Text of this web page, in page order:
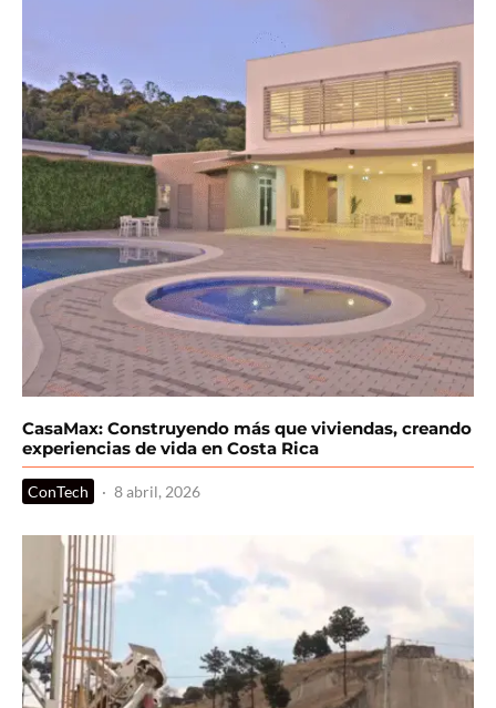
CasaMax: Construyendo más que viviendas, creando
experiencias de vida en Costa Rica
ConTech · 8 abril, 2026